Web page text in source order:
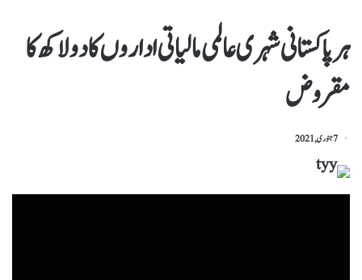
ہر پاکستانی شہری عالمی مالیاتی اداروں کا دولاکھ کا
مقروض
7 جنوری, 2021